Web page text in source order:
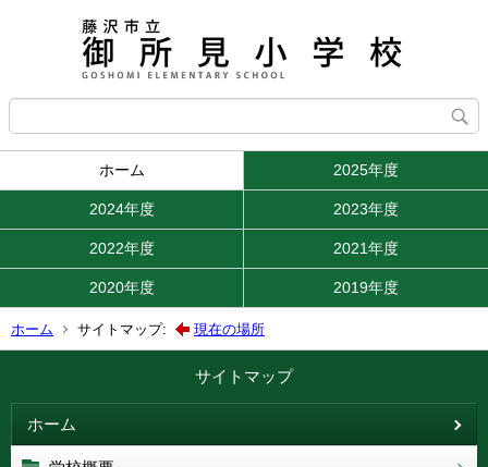
ホーム 2025年度
2024年度 2023年度
2022年度 2021年度
2020年度 2019年度
ホーム サイトマップ: 現在の場所
サイトマップ
ホーム